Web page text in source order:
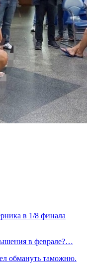
в 1/8 финала
в феврале?…
обмануть таможню.